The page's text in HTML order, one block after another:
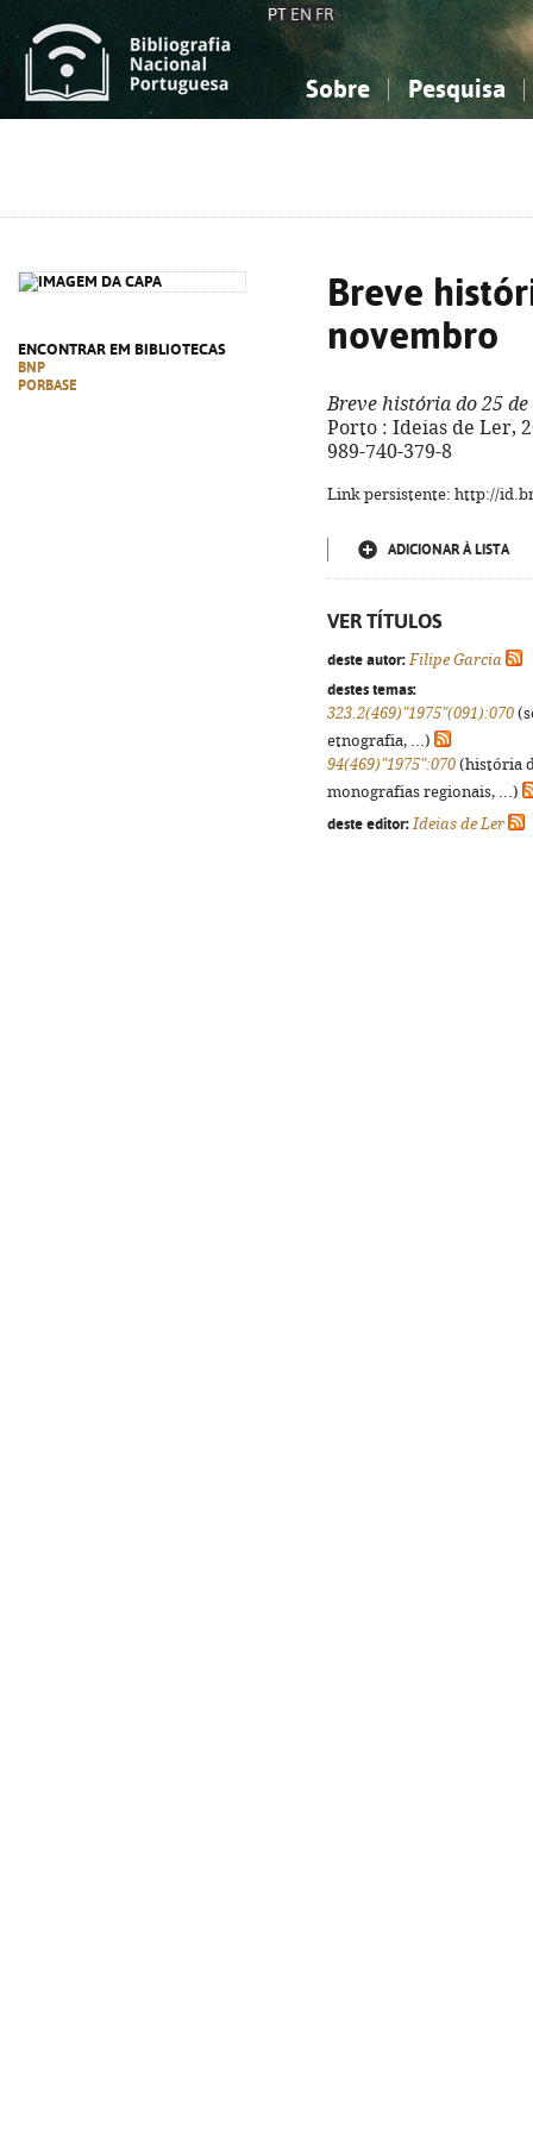
PT EN FR
Sobre Pesquisa
ENCONTRAR EM BIBLIOTECAS
BNP
PORBASE
Breve
novembro
Breve história do 25
Porto : Ideias de Ler,
989-740-379-8
Link persistente: http://
ADICIONAR À LISTA
VER TÍTULOS
deste autor: Filipe Garcia
destes temas:
323.2(469)"1975"(091):070
etnografia, ...)
94(469)"1975":070 (história
monografias regionais, ...)
deste editor: Ideias de Ler